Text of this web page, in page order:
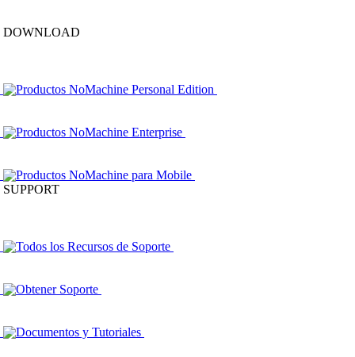
DOWNLOAD
Productos NoMachine Personal Edition
Productos NoMachine Enterprise
Productos NoMachine para Mobile
SUPPORT
Todos los Recursos de Soporte
Obtener Soporte
Documentos y Tutoriales